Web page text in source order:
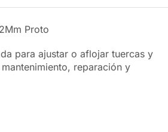
Proto
para ajustar o aflojar tuercas y
reparación y